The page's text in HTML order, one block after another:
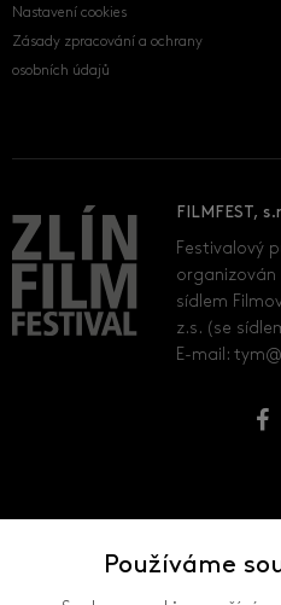
Nastavení cookies
Zásady zpracování a ochrany
osobních údajů
FILMFEST,
Festivalový
organizován
sídlem
z.s. (se
E-mail:
Používáme